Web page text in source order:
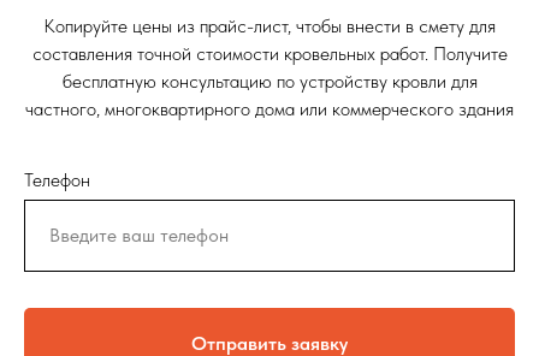
Копируйте цены из прайс-лист, чтобы внести в смету для
составления точной стоимости кровельных работ. Получите
бесплатную консультацию по устройству кровли для
частного, многоквартирного дома или коммерческого здания
Телефон
Отправить заявку